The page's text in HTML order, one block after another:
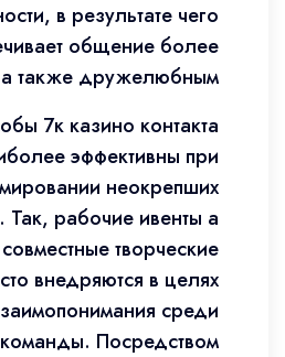
в результате чего
общение более
также дружелюбным.
7к казино контакта
эффективны при
неокрепших
Так, рабочие ивенты а
творческие
внедряются в целях
среди
Посредством